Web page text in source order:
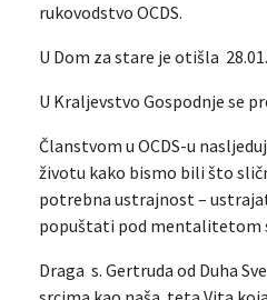
rukovodstvo OCDS.
U Dom za stare je otišla
U Kraljevstvo Gospodnje se
Članstvom u OCDS-u
životu kako bismo bili što
potrebna ustrajnost –
popuštati pod mentalitetom
Draga s. Gertruda od Duha